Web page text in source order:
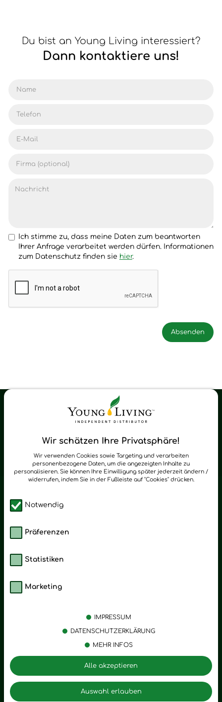
Du bist an Young Living interessiert?
Dann kontaktiere uns!
Ich stimme zu, dass meine Daten zum beantworten
Ihrer Anfrage verarbeitet werden dürfen. Informationen
zum Datenschutz finden sie hier.
Wir schätzen Ihre Privatsphäre!
Wir verwenden Cookies sowie Targeting und verarbeiten
personenbezogene Daten, um die angezeigten Inhalte zu
personalisieren. Sie können Ihre Einwilligung später jederzeit ändern /
widerrufen, indem Sie in der Fußleiste auf "Cookies" drücken.
Notwendig
Präferenzen
Statistiken
Marketing
IMPRESSUM
DATENSCHUTZERKLÄRUNG
MEHR INFOS
Auswahl erlauben
Alle akzeptieren
Young Living Shop-Oil Newsletter
zum Newsletter anmelden
Zuhause
Stress
Entspannung
Trauer
Romantik
Motivation